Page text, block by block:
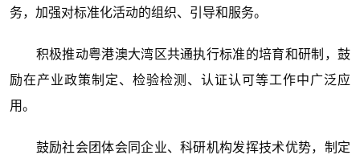
务，加强对标准化活动的组织、引导和服务。
积极推动粤港澳大湾区共通执行标准的培育和研制，鼓
励在产业政策制定、检验检测、认证认可等工作中广泛应
用。
鼓励社会团体会同企业、科研机构发挥技术优势，制定